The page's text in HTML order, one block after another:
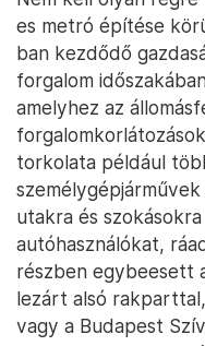
es metró építése
ban kezdődő
forgalom
amelyhez az
torkolata például
utakra és
autóhasználókat,
részben egybeesett
lezárt alsó
vagy a Budapest